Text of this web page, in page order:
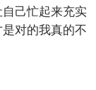
己忙起来充实
对的我真的不